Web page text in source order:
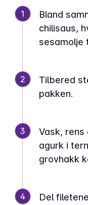
1
Bland
chilisaus,
sesamolje
2
Tilbered
pakken.
3
Vask,
agurk i
grovhakk
4
Del